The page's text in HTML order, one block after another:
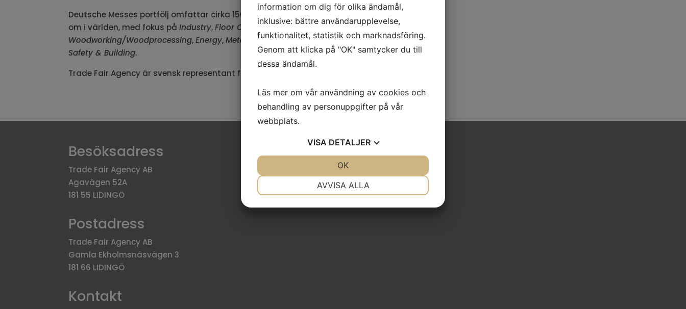
Deutsche Messes portfölj omfattar cirka 150 mässor, kongresser och digitala event runt
om i världen, med fokus påIndustry,Floor Covering,Intralogistics & Logistics,
Woodworking/Woodprocessing,Energy,Metalworking,Technology & Automotiveoch
Safety & Building.
Trade Fair Agency är svensk representant för Deutsche Messe AG sedan 2013.
Besöksadress
Trade Fair Agency AB
Agavägen 52A
181 55 LIDINGÖ
Postadress
Trade Fair Agency AB
Gamla Ekholmsnäsvägen 3
181 66 LIDINGÖ
Kontakt
information om dig för olika ändamål,
inklusive: bättre användarupplevelse,
funktionalitet, statistik och marknadsföring.
Genom att klicka på "OK" samtycker du till
dessa ändamål.
Läs mer om vår användning av cookies och
behandling av personuppgifter på vår
webbplats.
VISA DETALJER
AVVISA ALLA
OK